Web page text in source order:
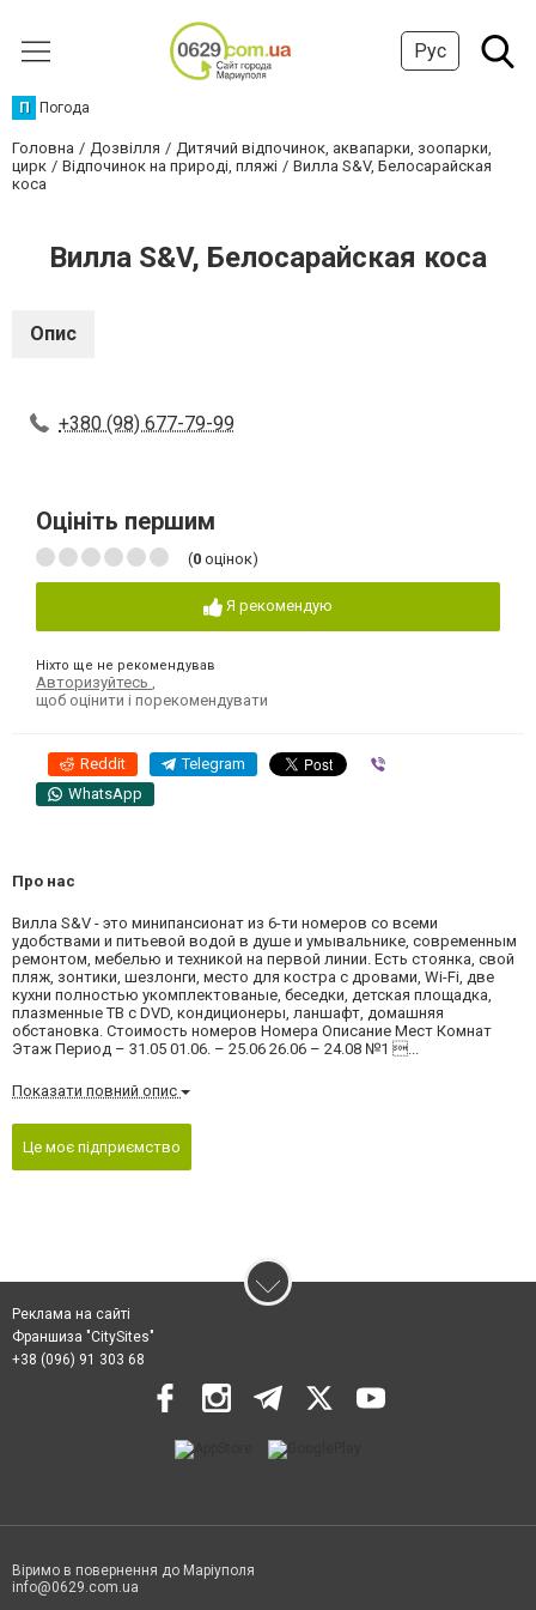
Рус
П Погода
Головна Дозвілля
Дитячий відпочинок, аквапарки, зоопарки,
цирк
Відпочинок на природі, пляжі
Вилла S&V, Белосарайская
коса
Вилла S&V, Белосарайская коса
Опис
+380 (98) 677-79-99
Оцініть першим
(0 оцінок)
Я рекомендую
Ніхто ще не рекомендував
Авторизуйтесь
щоб оцінити і порекомендувати
Reddit Telegram
WhatsApp
Про нас
Вилла S&V - это минипансионат из 6-ти номеров со всеми
удобствами и питьевой водой в душе и умывальнике, современным
ремонтом, мебелью и техникой на первой линии. Есть стоянка, свой
пляж, зонтики, шезлонги, место для костра с дровами, Wi-Fi, две
кухни полностью укомплектованые, беседки, детская площадка,
плазменные ТВ с DVD, кондиционеры, ланшафт, домашняя
обстановка. Стоимость номеров Номера Описание Мест Комнат
Этаж Период – 31.05 01.06. – 25.06 26.06 – 24.08 №1 ...
Показати повний опис
Це моє підприємство
Реклама на сайті
Франшиза "CitySites"
+38 (096) 91 303 68
Віримо в повернення до Маріуполя
info@0629.com.ua